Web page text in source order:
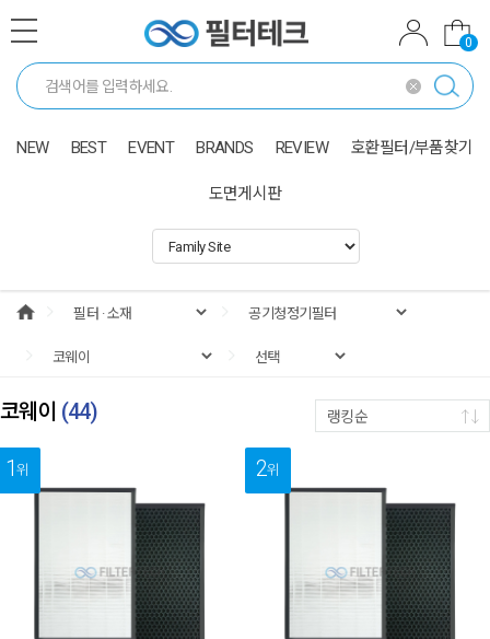
0
NEW BEST EVENT BRANDS REVIEW 호환필터/부품찾기
도면게시판
코웨이 (44) 랭킹순
1위 2위